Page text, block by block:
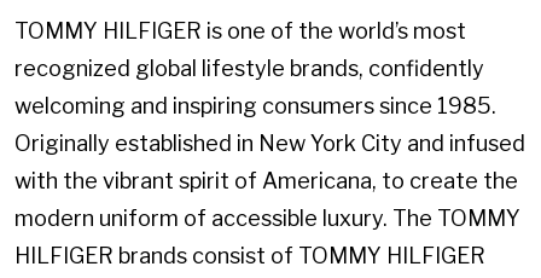
TOMMY HILFIGER is one of the world’s most
recognized global lifestyle brands, confidently
welcoming and inspiring consumers since 1985.
Originally established in New York City and infused
with the vibrant spirit of Americana, to create the
modern uniform of accessible luxury. The TOMMY
HILFIGER brands consist of TOMMY HILFIGER